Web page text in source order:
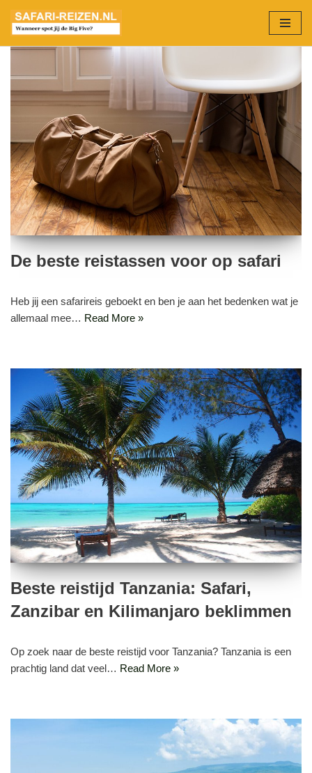
Ga
naar
inhoud
De beste reistassen voor op safari
Heb jij een safarireis geboekt en ben je aan het bedenken wat je
allemaal mee… Read More »
Beste reistijd Tanzania: Safari,
Zanzibar en Kilimanjaro beklimmen
Op zoek naar de beste reistijd voor Tanzania? Tanzania is een
prachtig land dat veel… Read More »